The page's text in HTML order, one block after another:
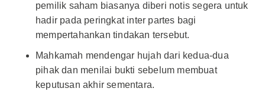
pemilik saham biasanya diberi notis segera untuk
hadir pada peringkat inter partes bagi
mempertahankan tindakan tersebut.
Mahkamah mendengar hujah dari kedua-dua
pihak dan menilai bukti sebelum membuat
keputusan akhir sementara.